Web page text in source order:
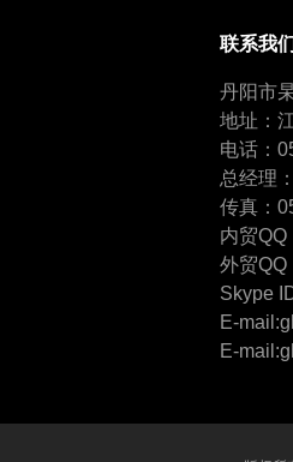
联系我们
丹阳市
地址：
电话：
总经理
传真：
内贸
外贸QQ
Skype
E-
E-